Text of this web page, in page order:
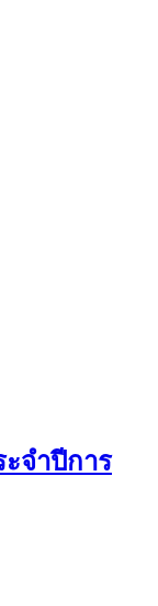
จำปีการ